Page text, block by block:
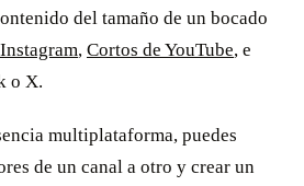
del tamaño de un bocado
, Cortos de YouTube, e
o X.
multiplataforma, puedes
de un canal a otro y crear un